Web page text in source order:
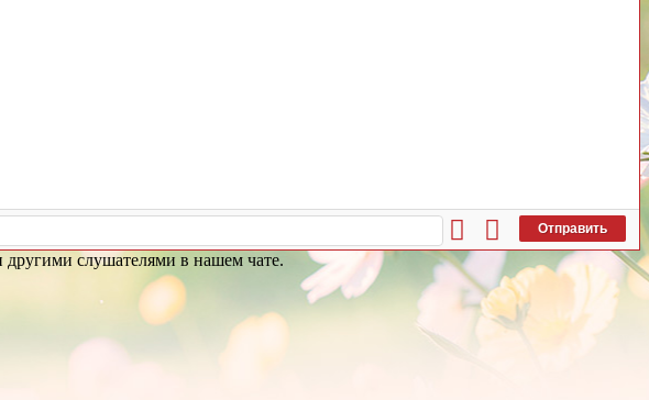
Отправить
другими слушателями в нашем чате.